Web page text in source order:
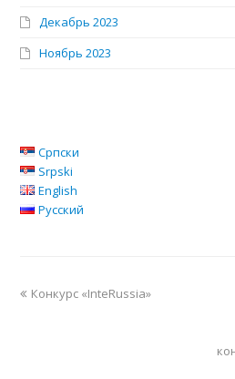
Декабрь 2023
Ноябрь 2023
Српски
Srpski
English
Русский
Конкурс «InteRussia»